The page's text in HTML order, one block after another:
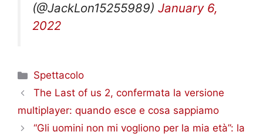
2022
The Last of us 2, confermata la versione
multiplayer: quando esce e cosa sappiamo
“Gli uomini non mi vogliono per la mia età”: la
rivelazione della TikToker sconvolge i fan (ma